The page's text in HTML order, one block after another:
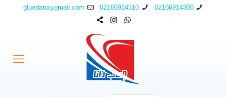
02166914300
02166914310
gluedana@gmail.com